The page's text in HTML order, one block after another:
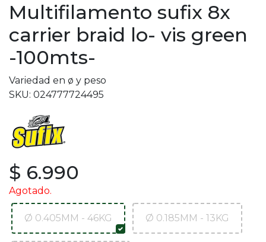
Multifilamento sufix 8x
carrier braid lo- vis green
-100mts-
Variedad en ø y peso
SKU: 024777724495
$ 6.990
Agotado.
Ø 0.405MM - 46KG Ø 0.185MM - 13KG